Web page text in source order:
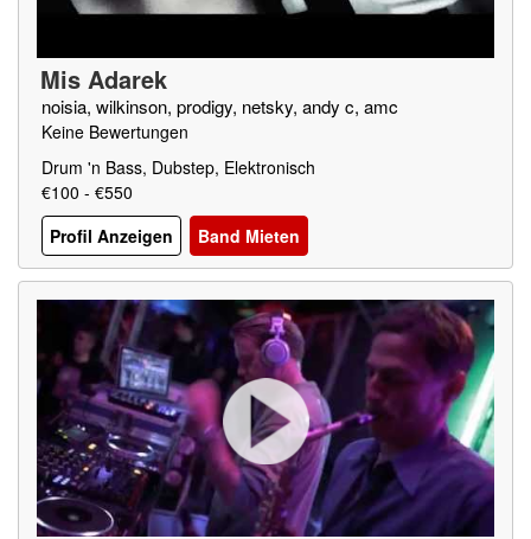
Mis Adarek
noisia, wilkinson, prodigy, netsky, andy c, amc
Keine Bewertungen
Drum 'n Bass, Dubstep, Elektronisch
€100 - €550
Profil Anzeigen
Band Mieten